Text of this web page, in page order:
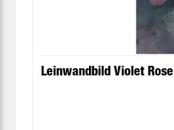
Leinwandbild Violet Rose